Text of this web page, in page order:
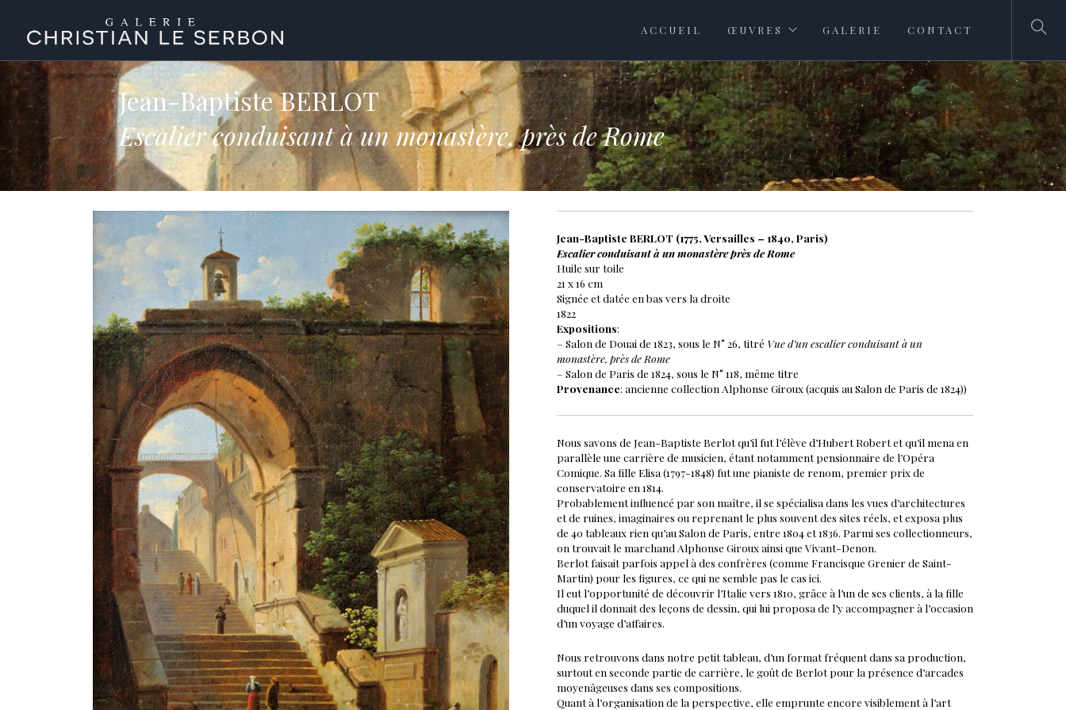
ACCUEIL ŒUVRES GALERIE CONTACT
Jean-Baptiste BERLOT
Escalier conduisant à un monastère, près de Rome
Jean-Baptiste BERLOT (1775, Versailles – 1840, Paris)
Escalier conduisant à un monastère près de Rome
Huile sur toile
21 x 16 cm
Signée et datée en bas vers la droite
1822
Expositions:
– Salon de Douai de 1823, sous le N° 26, titré Vue d’un escalier conduisant à un
monastère, près de Rome
– Salon de Paris de 1824, sous le N° 118, même titre
Provenance: ancienne collection Alphonse Giroux (acquis au Salon de Paris de 1824))
Nous savons de Jean-Baptiste Berlot qu’il fut l’élève d’Hubert Robert et qu’il mena en
parallèle une carrière de musicien, étant notamment pensionnaire de l’Opéra
Comique. Sa fille Elisa (1797-1848) fut une pianiste de renom, premier prix de
conservatoire en 1814.
Probablement influencé par son maître, il se spécialisa dans les vues d’architectures
et de ruines, imaginaires ou reprenant le plus souvent des sites réels, et exposa plus
de 40 tableaux rien qu’au Salon de Paris, entre 1804 et 1836. Parmi ses collectionneurs,
on trouvait le marchand Alphonse Giroux ainsi que Vivant-Denon.
Berlot faisait parfois appel à des confrères (comme Francisque Grenier de Saint-
Martin) pour les figures, ce qui ne semble pas le cas ici.
Il eut l’opportunité de découvrir l’Italie vers 1810, grâce à l’un de ses clients, à la fille
duquel il donnait des leçons de dessin, qui lui proposa de l’y accompagner à l’occasion
d’un voyage d’affaires.
Nous retrouvons dans notre petit tableau, d’un format fréquent dans sa production,
surtout en seconde partie de carrière, le goût de Berlot pour la présence d’arcades
moyenâgeuses dans ses compositions.
Quant à l’organisation de la perspective, elle emprunte encore visiblement à l’art